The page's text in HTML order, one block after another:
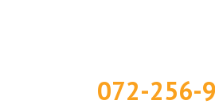
072-256-